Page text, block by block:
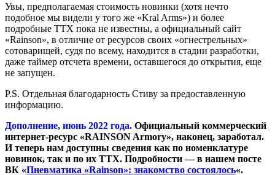
Увы, предполагаемая стоимость новинки (хотя нечто
подобное мы видели у того же «Kral Arms») и более
подробные ТТХ пока не известны, а официальный сайт
«Rainson», в отличие от ресурсов своих «огнестрельных»
сотоварищей, судя по всему, находится в стадии разработки,
даже таймер отсчета времени, оставшегося до открытия, еще
не запущен.
P.S. Отдельная благодарность Стиву за предоставленную
информацию.
Дополнение, июнь 2022 года. Официальный коммерческий
интернет-ресурс «RAINSON Armory», наконец, заработал.
И теперь нам доступны сведения как по номенклатуре
новинок, так и по их ТТХ. Подробности — в нашем посте
ВК «Пневматика «Rainson»: знакомство состоялось«.